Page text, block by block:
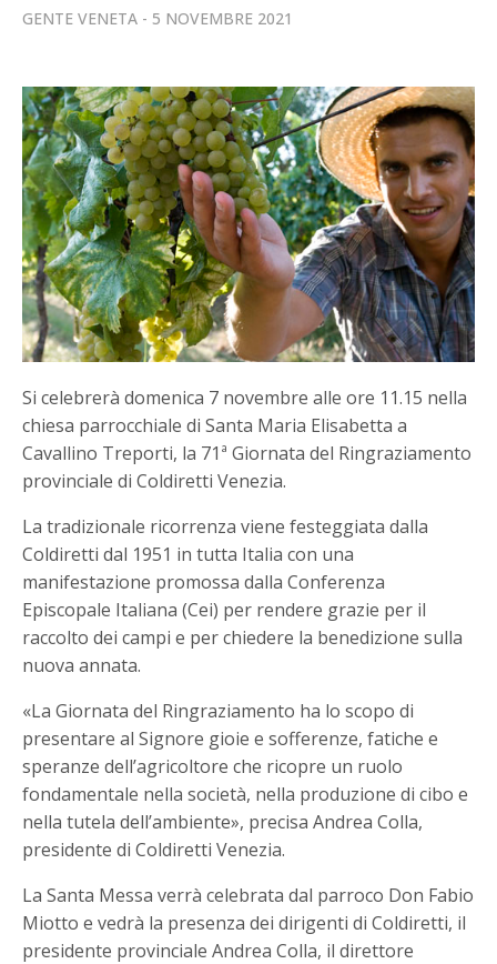
GENTE VENETA 5 NOVEMBRE 2021
Si celebrerà domenica 7 novembre alle ore 11.15 nella
chiesa parrocchiale di Santa Maria Elisabetta a
Cavallino Treporti, la 71ª Giornata del Ringraziamento
provinciale di Coldiretti Venezia.
La tradizionale ricorrenza viene festeggiata dalla
Coldiretti dal 1951 in tutta Italia con una
manifestazione promossa dalla Conferenza
Episcopale Italiana (Cei) per rendere grazie per il
raccolto dei campi e per chiedere la benedizione sulla
nuova annata.
«La Giornata del Ringraziamento ha lo scopo di
presentare al Signore gioie e sofferenze, fatiche e
speranze dell’agricoltore che ricopre un ruolo
fondamentale nella società, nella produzione di cibo e
nella tutela dell’ambiente», precisa Andrea Colla,
presidente di Coldiretti Venezia.
La Santa Messa verrà celebrata dal parroco Don Fabio
Miotto e vedrà la presenza dei dirigenti di Coldiretti, il
presidente provinciale Andrea Colla, il direttore